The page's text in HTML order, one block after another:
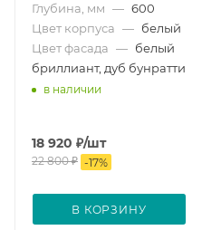
Глубина, мм — 600
Цвет корпуса — белый
Цвет фасада — белый
бриллиант, дуб бунратти
в наличии
18 920 ₽/шт
22 800₽ -17%
В КОРЗИНУ